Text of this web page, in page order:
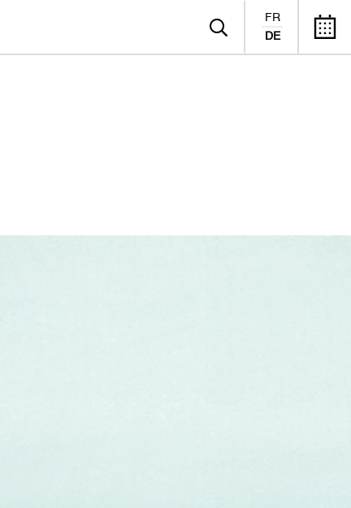
FR
DE